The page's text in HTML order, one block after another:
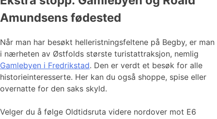
Amundsens fødested
Når man har besøkt helleristningsfeltene på Begby, er man
i nærheten av Østfolds største turistattraksjon, nemlig
Gamlebyen i Fredrikstad. Den er verdt et besøk for alle
historieinteresserte. Her kan du også shoppe, spise eller
overnatte for den saks skyld.
Velger du å følge Oldtidsruta videre nordover mot E6